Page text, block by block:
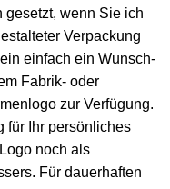
gesetzt, wenn Sie ich
Verpackung
einfach ein Wunsch-
Fabrik- oder
zur Verfügung.
für Ihr persönliches
noch als
Für dauerhaften